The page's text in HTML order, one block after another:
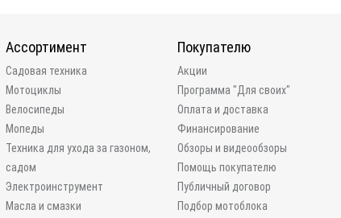
Ассортимент
Садовая техника
Мотоциклы
Велосипеды
Мопеды
Техника для ухода за газоном,
садом
Электроинструмент
Масла и смазки
Покупателю
Акции
Программа "Для своих"
Оплата и доставка
Финансирование
Обзоры и видеообзоры
Помощь покупателю
Публичный договор
Подбор мотоблока